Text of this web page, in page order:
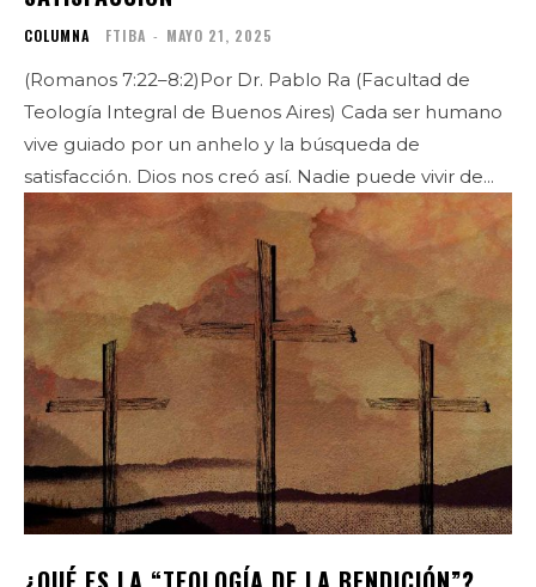
COLUMNA FTIBA - MAYO 21, 2025
(Romanos 7:22–8:2)Por Dr. Pablo Ra (Facultad de
Teología Integral de Buenos Aires) Cada ser humano
vive guiado por un anhelo y la búsqueda de
satisfacción. Dios nos creó así. Nadie puede vivir de...